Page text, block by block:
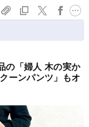
の「婦人 木の実か
ーンパンツ」もオ